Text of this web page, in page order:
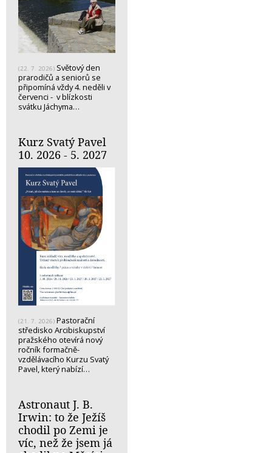
(22. 7. 2026) Světový den
prarodičů a seniorů se
připomíná vždy 4. neděli v
červenci - v blízkosti
svátku Jáchyma…
Kurz Svatý Pavel
10. 2026 - 5. 2027
(21. 7. 2026) Pastorační
středisko Arcibiskupství
pražského otevírá nový
ročník formačně-
vzdělávacího Kurzu Svatý
Pavel, který nabízí…
Astronaut J. B.
Irwin: to že Ježíš
chodil po Zemi je
víc, než že jsem já